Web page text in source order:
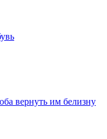
вернуть им белизну